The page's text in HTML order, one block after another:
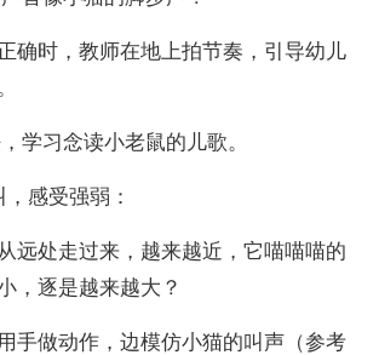
时，教师在地上拍节奏，引导幼儿
习念读小老鼠的儿歌。
感受强弱：
处走过来，越来越近，它喵喵喵的
，逐是越来越大？
做动作，边模仿小猫的叫声（参考